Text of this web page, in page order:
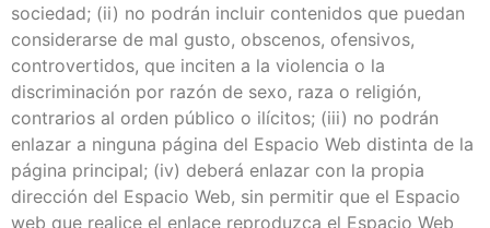
sociedad; (ii) no podrán incluir contenidos que puedan
considerarse de mal gusto, obscenos, ofensivos,
controvertidos, que inciten a la violencia o la
discriminación por razón de sexo, raza o religión,
contrarios al orden público o ilícitos; (iii) no podrán
enlazar a ninguna página del Espacio Web distinta de la
página principal; (iv) deberá enlazar con la propia
dirección del Espacio Web, sin permitir que el Espacio
web que realice el enlace reproduzca el Espacio Web